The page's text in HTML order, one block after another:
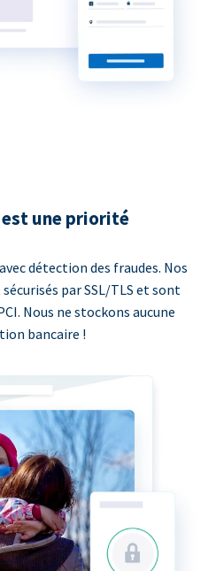
une priorité
détection des fraudes. Nos
par SSL/TLS et sont
Nous ne stockons aucune
bancaire !